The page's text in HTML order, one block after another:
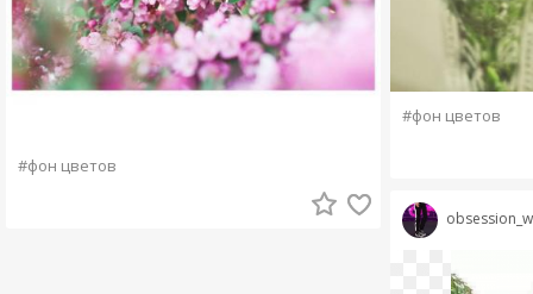
#фон цветов
#фон цветов